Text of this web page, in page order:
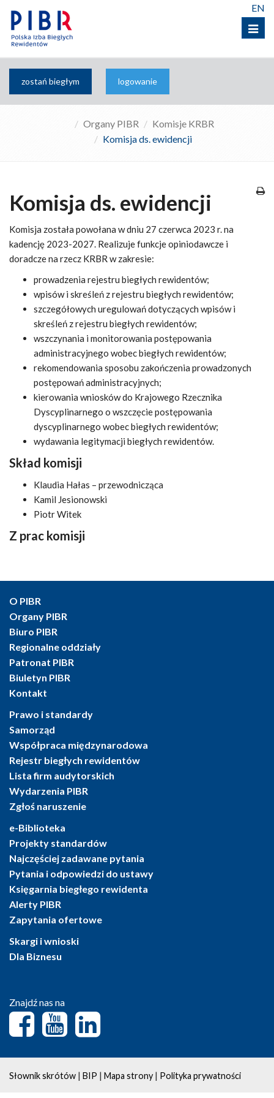
Menu
EN
zostań biegłym logowanie
Organy PIBR
Komisje KRBR
Komisja ds. ewidencji
Komisja ds. ewidencji
Komisja została powołana w dniu 27 czerwca 2023 r. na
kadencję 2023-2027. Realizuje funkcje opiniodawcze i
doradcze na rzecz KRBR w zakresie:
prowadzenia rejestru biegłych rewidentów;
wpisów i skreśleń z rejestru biegłych rewidentów;
szczegółowych uregulowań dotyczących wpisów i
skreśleń z rejestru biegłych rewidentów;
wszczynania i monitorowania postępowania
administracyjnego wobec biegłych rewidentów;
rekomendowania sposobu zakończenia prowadzonych
postępowań administracyjnych;
kierowania wniosków do Krajowego Rzecznika
Dyscyplinarnego o wszczęcie postępowania
dyscyplinarnego wobec biegłych rewidentów;
wydawania legitymacji biegłych rewidentów.
Skład komisji
Klaudia Hałas – przewodnicząca
Kamil Jesionowski
Piotr Witek
Z prac komisji
O PIBR
Organy PIBR
Biuro PIBR
Regionalne oddziały
Patronat PIBR
Biuletyn PIBR
Kontakt
Prawo i standardy
Samorząd
Współpraca międzynarodowa
Rejestr biegłych rewidentów
Lista firm audytorskich
Wydarzenia PIBR
Zgłoś naruszenie
e-Biblioteka
Projekty standardów
Najczęściej zadawane pytania
Pytania i odpowiedzi do ustawy
Księgarnia biegłego rewidenta
Alerty PIBR
Zapytania ofertowe
Skargi i wnioski
Dla Biznesu
Znajdź nas na
Słownik skrótów | BIP | Mapa strony | Polityka prywatności